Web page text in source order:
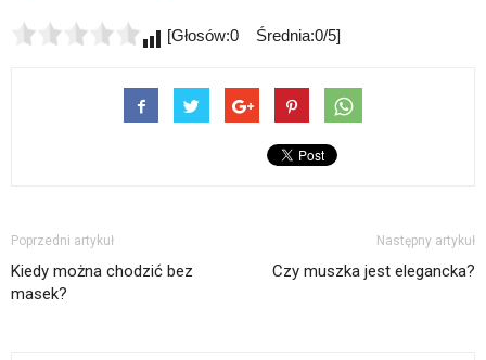
[Głosów:0 Średnia:0/5]
Poprzedni artykuł
Kiedy można chodzić bez
masek?
Następny artykuł
Czy muszka jest elegancka?